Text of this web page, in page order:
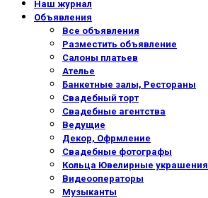
Наш журнал
Объявления
Все объявления
Разместить объявление
Салоны платьев
Ателье
Банкетные залы, Рестораны
Свадебный торт
Свадебные агентства
Ведущие
Декор, Офрмление
Свадебные фотографы
Кольца Ювелирные украшения
Видеооператоры
Музыканты